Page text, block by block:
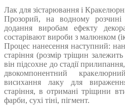
Лак для зістарювання і
Прозорий, на водному розчині
додання виробам ефекту
состарівают вироби з малюнком
Процес нанесення наступний:
старіння (розмір тріщин
він підсохне до стадії
двокомпонентний
висихання лаку для
старіння, в отримані тріщини
фарби, сухі тіні, пігмент.